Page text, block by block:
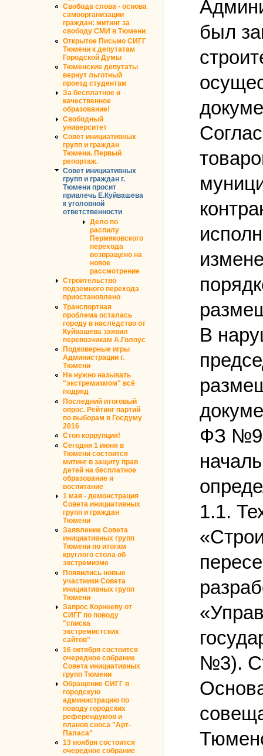
Свобода слова - основа
самоорганизации
граждан: митинг за
свободу СМИ в Тюмени
Открытое Письмо СИГГ
Тюмени к депутатам
Городской Думы
Тюменские депутаты
вернут льготный
проезд студентам
За бесплатное и
качественное
образование!
Свободный
университет
Совет инициативных
групп и граждан
Тюмени. Первый
репортаж.
Совет инициативных
групп и граждан г.
Тюмени просит
привлечь Е.Куйвашева
к уголовной
ответственности
Дело по
распилу
Пермяковского
перехода
возвращено на
новое
рассмотрение
Строительство
подземного перехода
приостановлено
Транспортная
проблема осталась
городу в наследство от
Куйвашева заявил
перевозчикам А.Голоус
Подковерные игры
Администрации г.
Тюмени
Не нужно называть
"экстремизмом" всё
подряд
Последний итоговый
опрос. Рейтинг партий
по выборам в Госдуму
2016
Стоп коррупция!
Сегодня 1 июня в
Тюмени состоится
митинг в защиту прав
детей на бесплатное
образование и
воспитание
1 мая - демонстрация
Совета инициативных
групп и граждан
Тюмени
Заявление Совета
инициативных групп
Тюмени по итогам
круглого стола об
экстремизме
Появились новые
участники Совета
инициативных групп
Тюмени
Запрос Корнееву от
СИГГ по поводу
"списка
экстремистских
сайтов"
16 октября состоится
очередное собрание
Совета инициативных
групп Тюмени
Обращение СИГГ в
городскую
администрацию по
поводу городских
референдумов и
планов сноса "Арт-
Паласа"
13 ноября состоится
очередное собрание
был
В
ФЗ
1.1.
№3).